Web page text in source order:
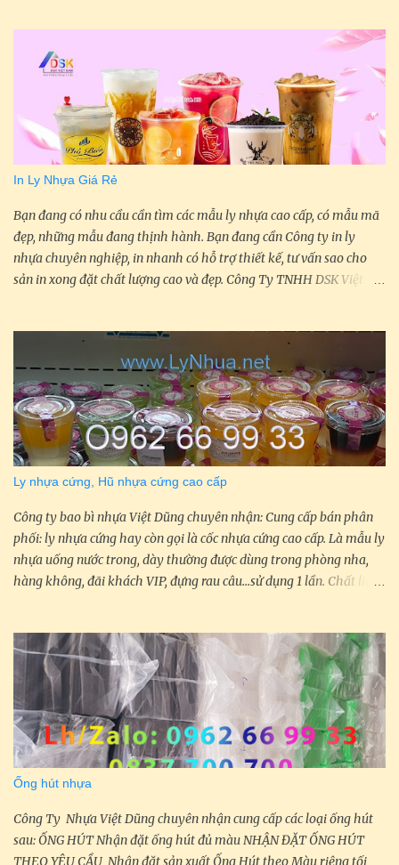
Quận 12, Tp.Hồ Chí Minh Hotline: 0837 700 700 ĐT/Zalo: 0962
66 99 33 ĐT/Zalo: 0389 900 900 Website: lynhua.net
In Ly Nhựa Giá Rẻ
Bạn đang có nhu cầu cần tìm các mẫu ly nhựa cao cấp, có mẫu mã
đẹp, những mẫu đang thịnh hành. Bạn đang cần Công ty in ly
nhựa chuyên nghiệp, in nhanh có hỗ trợ thiết kế, tư vấn sao cho
sản in xong đặt chất lượng cao và đẹp. Công Ty TNHH DSK Việt
màng bọc ống hút, in túi đựng ly... In Ly Nhựa PP Dịch vụ in ly nhựa
giá rẻ của Công ty DSK Việt Nam như sau: Nhận in ly nhựa 1 màu
với số lượng từ 1000 ly trở lên, in càng nhiều đơn càng giảm. Công
ty chúng tôi cam kết giá cạnh tranh nhất thị trường. In Ly Nhựa
PET Nhận in ly nhựa nhiều màu số lượng tối thiểu từ 5000 ly trở
lên, in càng nhiều đơn giá càng giảm. In ly nhựa giá rẻ trên ly nhựa
PET, ly nhựa PP Ly nhựa PET : Ly nhựa PET là mẫu nhựa có màu
trong, đẹp, đựng đồ uống nhìn bắt mắt hơn các mẫu ly nhựa PP,
tuy nhiên ly nhựa PET lại không chịu được nhiệt. Chúng ta thường
gặp ly nhựa PET như ở trong Quán Hig...
Ly nhựa cứng, Hũ nhựa cứng cao cấp
Công ty bao bì nhựa Việt Dũng chuyên nhận: Cung cấp bán phân
phối: ly nhựa cứng hay còn gọi là cốc nhựa cứng cao cấp. Là mẫu ly
nhựa uống nước trong, dày thường được dùng trong phòng nha,
hàng không, đãi khách VIP, đựng rau câu...sử dụng 1 lần. Chất liệu
LY NHỰA UỐNG NƯỚC Ly nhựa uống nước có nắp đậy: 200ml HŨ
NHỰA CỨNG 100ml ( Mica ) Hũ nhựa cứng 100ml ( mica ) In ly
nhựa cứng Nhận in ly nhựa cứng LY NHỰA CỨNG Ly nhựa cứng IN
LY NHỰA CỨNG In ly nhựa cứng Công Ty chúng tôi nhận cung cấp
phân phối tại tất cả các Tỉnh thành trong Toàn Quốc. Ngoài ra
chúng tôi còn cung cấp nhiều loại ly nhựa khác, ống hút nhựa,
muỗng nhựa, hủ nhựa, hộp nhựa... Mọi thắc mắc xin vui lòng liên
hệ: Công Ty TNHH Bao Bì Nhựa Việt Dũng ĐC: 88 TX 43, P.Thạnh
Xuân, Quận 12, Tp.Hồ Chí Minh ĐT: 0837 700 700 , ĐT/Zalo: 0962
66 99 33 ...
Ống hút nhựa
Công Ty Nhựa Việt Dũng chuyên nhận cung cấp các loại ống hút
sau: ỐNG HÚT Nhận đặt ống hút đủ màu NHẬN ĐẶT ỐNG HÚT
THEO YÊU CẦU Nhận đặt sản xuất Ống Hút theo Màu riêng tối